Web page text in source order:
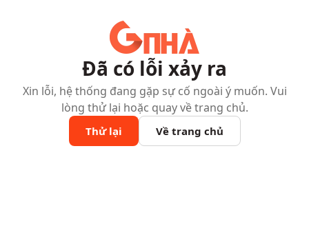
Đã có lỗi xảy ra
Xin lỗi, hệ thống đang gặp sự cố ngoài ý muốn. Vui
lòng thử lại hoặc quay về trang chủ.
Thử lại Về trang chủ